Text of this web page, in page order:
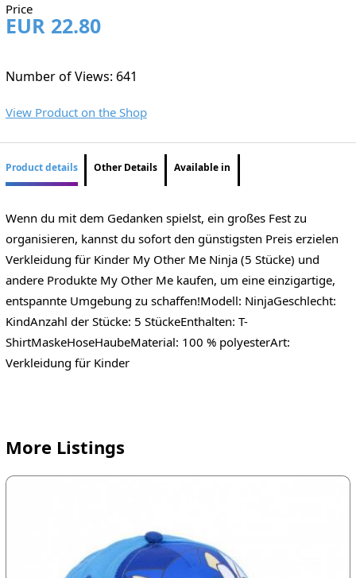
Price
EUR 22.80
Number of Views: 641
View Product on the Shop
Product details Other Details Available in
Wenn du mit dem Gedanken spielst, ein großes Fest zu
organisieren, kannst du sofort den günstigsten Preis erzielen
Verkleidung für Kinder My Other Me Ninja (5 Stücke) und
andere Produkte My Other Me kaufen, um eine einzigartige,
entspannte Umgebung zu schaffen!Modell: NinjaGeschlecht:
KindAnzahl der Stücke: 5 StückeEnthalten: T-
ShirtMaskeHoseHaubeMaterial: 100 % polyesterArt:
Verkleidung für Kinder
More Listings